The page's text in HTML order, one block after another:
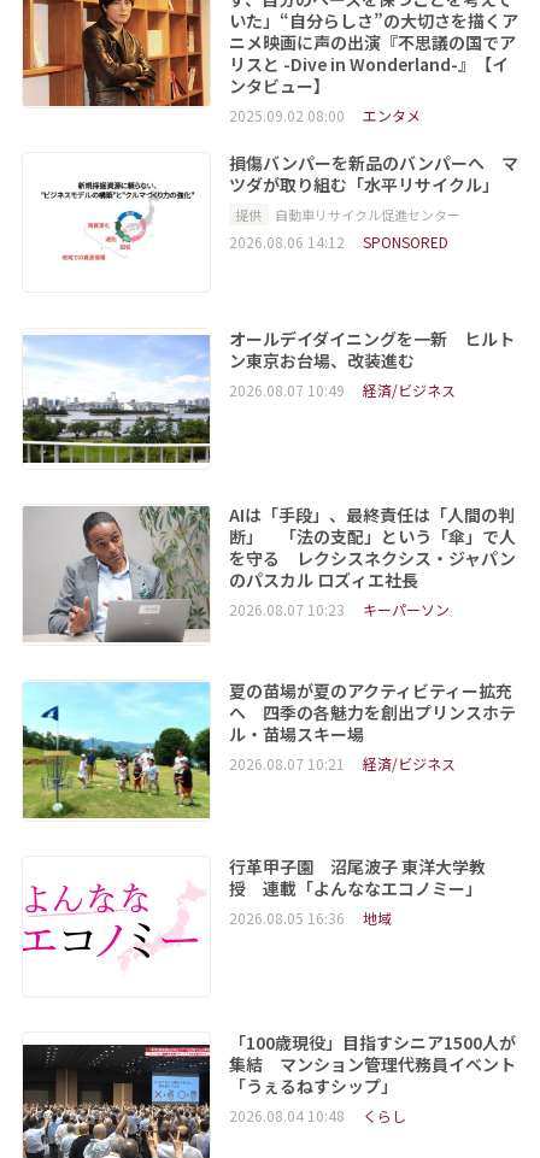
いた」“自分らしさ”の大切さを描くア
ニメ映画に声の出演『不思議の国でア
リスと -Dive in Wonderland-』【イ
ンタビュー】
2025.09.02 08:00 エンタメ
損傷バンパーを新品のバンパーへ マ
ツダが取り組む「水平リサイクル」
提供 自動車リサイクル促進センター
2026.08.06 14:12 SPONSORED
オールデイダイニングを一新 ヒルト
ン東京お台場、改装進む
2026.08.07 10:49 経済/ビジネス
AIは「手段」、最終責任は「人間の判
断」 「法の支配」という「傘」で人
を守る レクシスネクシス・ジャパン
のパスカル ロズィエ社長
2026.08.07 10:23 キーパーソン
夏の苗場が夏のアクティビティー拡充
へ 四季の各魅力を創出プリンスホテ
ル・苗場スキー場
2026.08.07 10:21 経済/ビジネス
行革甲子園 沼尾波子 東洋大学教
授 連載「よんななエコノミー」
2026.08.05 16:36 地域
「100歳現役」目指すシニア1500人が
集結 マンション管理代務員イベント
「うぇるねすシップ」
2026.08.04 10:48 くらし